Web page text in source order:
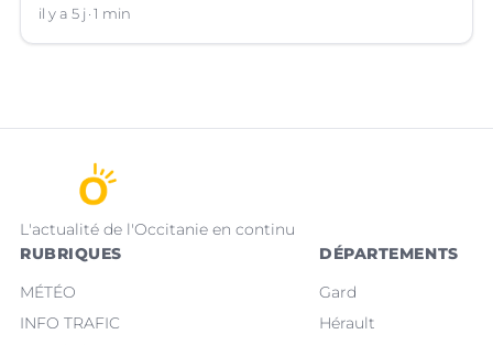
il y a 5 j 1 min
L'actualité de l'Occitanie en continu
RUBRIQUES
MÉTÉO
INFO TRAFIC
DÉPARTEMENTS
Gard
Hérault